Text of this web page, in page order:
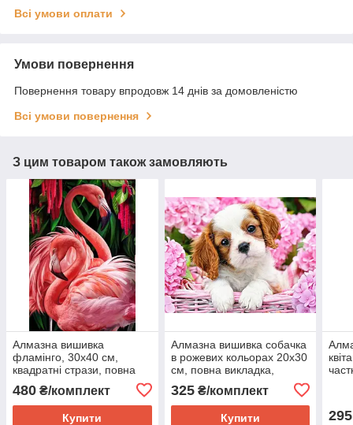
Всі умови оплати
Умови повернення
Повернення товару впродовж 14 днів за домовленістю
Всі умови повернення
З цим товаром також замовляють
Алмазна вишивка
фламінго, 30х40 см,
квадратні стрази, повна
480 ₴/комплект
Купити
Алмазна вишивка собачка
в рожевих кольорах 20х30
см, повна викладка,
325₴/комплект
Купити 295